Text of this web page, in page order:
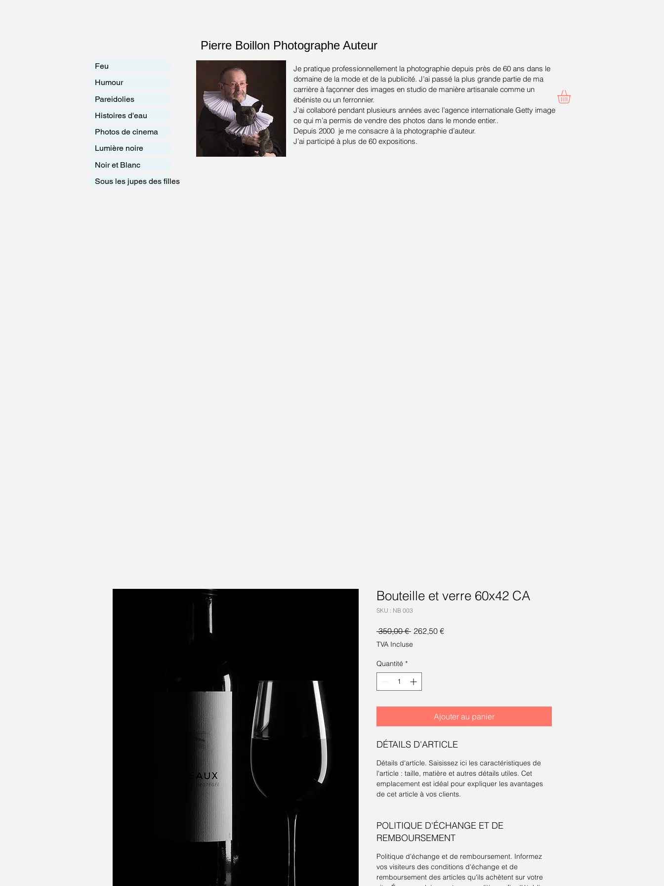
Pierre Boillon Photographe Auteur
Feu
Humour
Pareidolies
Histoires d'eau
Photos de cinema
Lumière noire
Noir et Blanc
Sous les jupes des filles
Je pratique professionnellement la photographie depuis près de 60 ans dans le
domaine de la mode et de la publicité. J’ai passé la plus grande partie de ma
carrière à façonner des images en studio de manière artisanale comme un
ébéniste ou un ferronnier.
J’ai collaboré pendant plusieurs années avec l’agence internationale Getty image
ce qui m’a permis de vendre des photos dans le monde entier..
Depuis 2000 je me consacre à la photographie d’auteur.
J’ai participé à plus de 60 expositions.
Bouteille et verre 60x42 CA
SKU : NB 003
350,00 € Prix
original
262,50 €Prix
TVA Incluse
Quantité *
Ajouter au panier
DÉTAILS D'ARTICLE
Détails d'article. Saisissez ici les caractéristiques de
l'article : taille, matière et autres détails utiles. Cet
emplacement est idéal pour expliquer les avantages
de cet article à vos clients.
POLITIQUE D'ÉCHANGE ET DE
REMBOURSEMENT
Politique d'échange et de remboursement. Informez
vos visiteurs des conditions d'échange et de
remboursement des articles qu'ils achètent sur votre